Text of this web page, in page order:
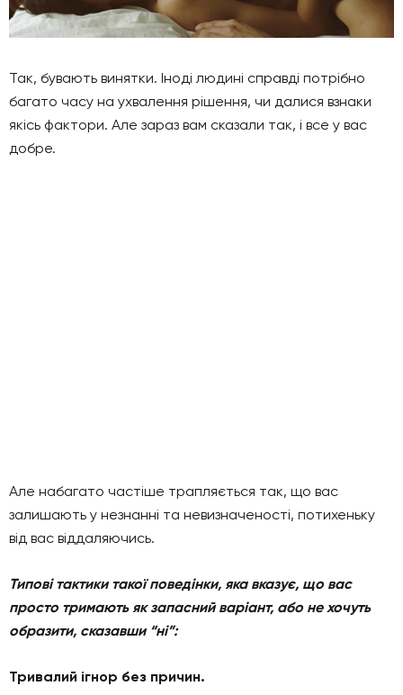
Так, бувають винятки. Іноді людині справді потрібно
багато часу на ухвалення рішення, чи далися взнаки
якісь фактори. Але зараз вам сказали так, і все у вас
добре.
Але набагато частіше трапляється так, що вас
залишають у незнанні та невизначеності, потихеньку
від вас віддаляючись.
Типові тактики такої поведінки, яка вказує, що вас
просто тримають як запасний варіант, або не хочуть
образити, сказавши “ні”:
Тривалий ігнор без причин.